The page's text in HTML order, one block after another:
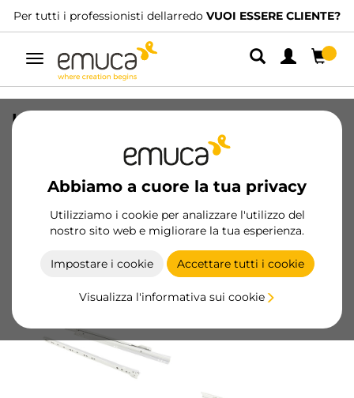
i professionisti dellarredoVUOI ESSERE CLIENTE?
Navigazione
Abbiamo a cuore la tua privacy
Utilizziamo i cookie per analizzare l'utilizzo del
nostro sito web e migliorare la tua esperienza.
Impostare i cookie Accettare tutti i cookie
Visualizza l'informativa sui cookie
Lotto di 5 set di guide per cassetti T30,
chiusura a scatto, lunghezza 300 mm,
estraibile, Acciaio, Bianca
3007612/EAN 8432393004846
Diventa cliente
Scheda prodotto